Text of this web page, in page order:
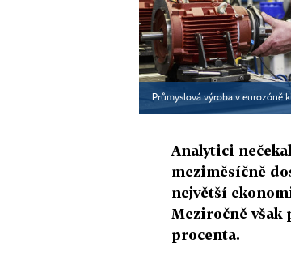
Průmyslová výroba v eurozóně
Analytici
meziměsíčně
největší
Meziročně však
procenta.